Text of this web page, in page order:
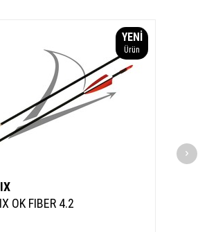
YENI
Ürün
OK FIBER 4.2